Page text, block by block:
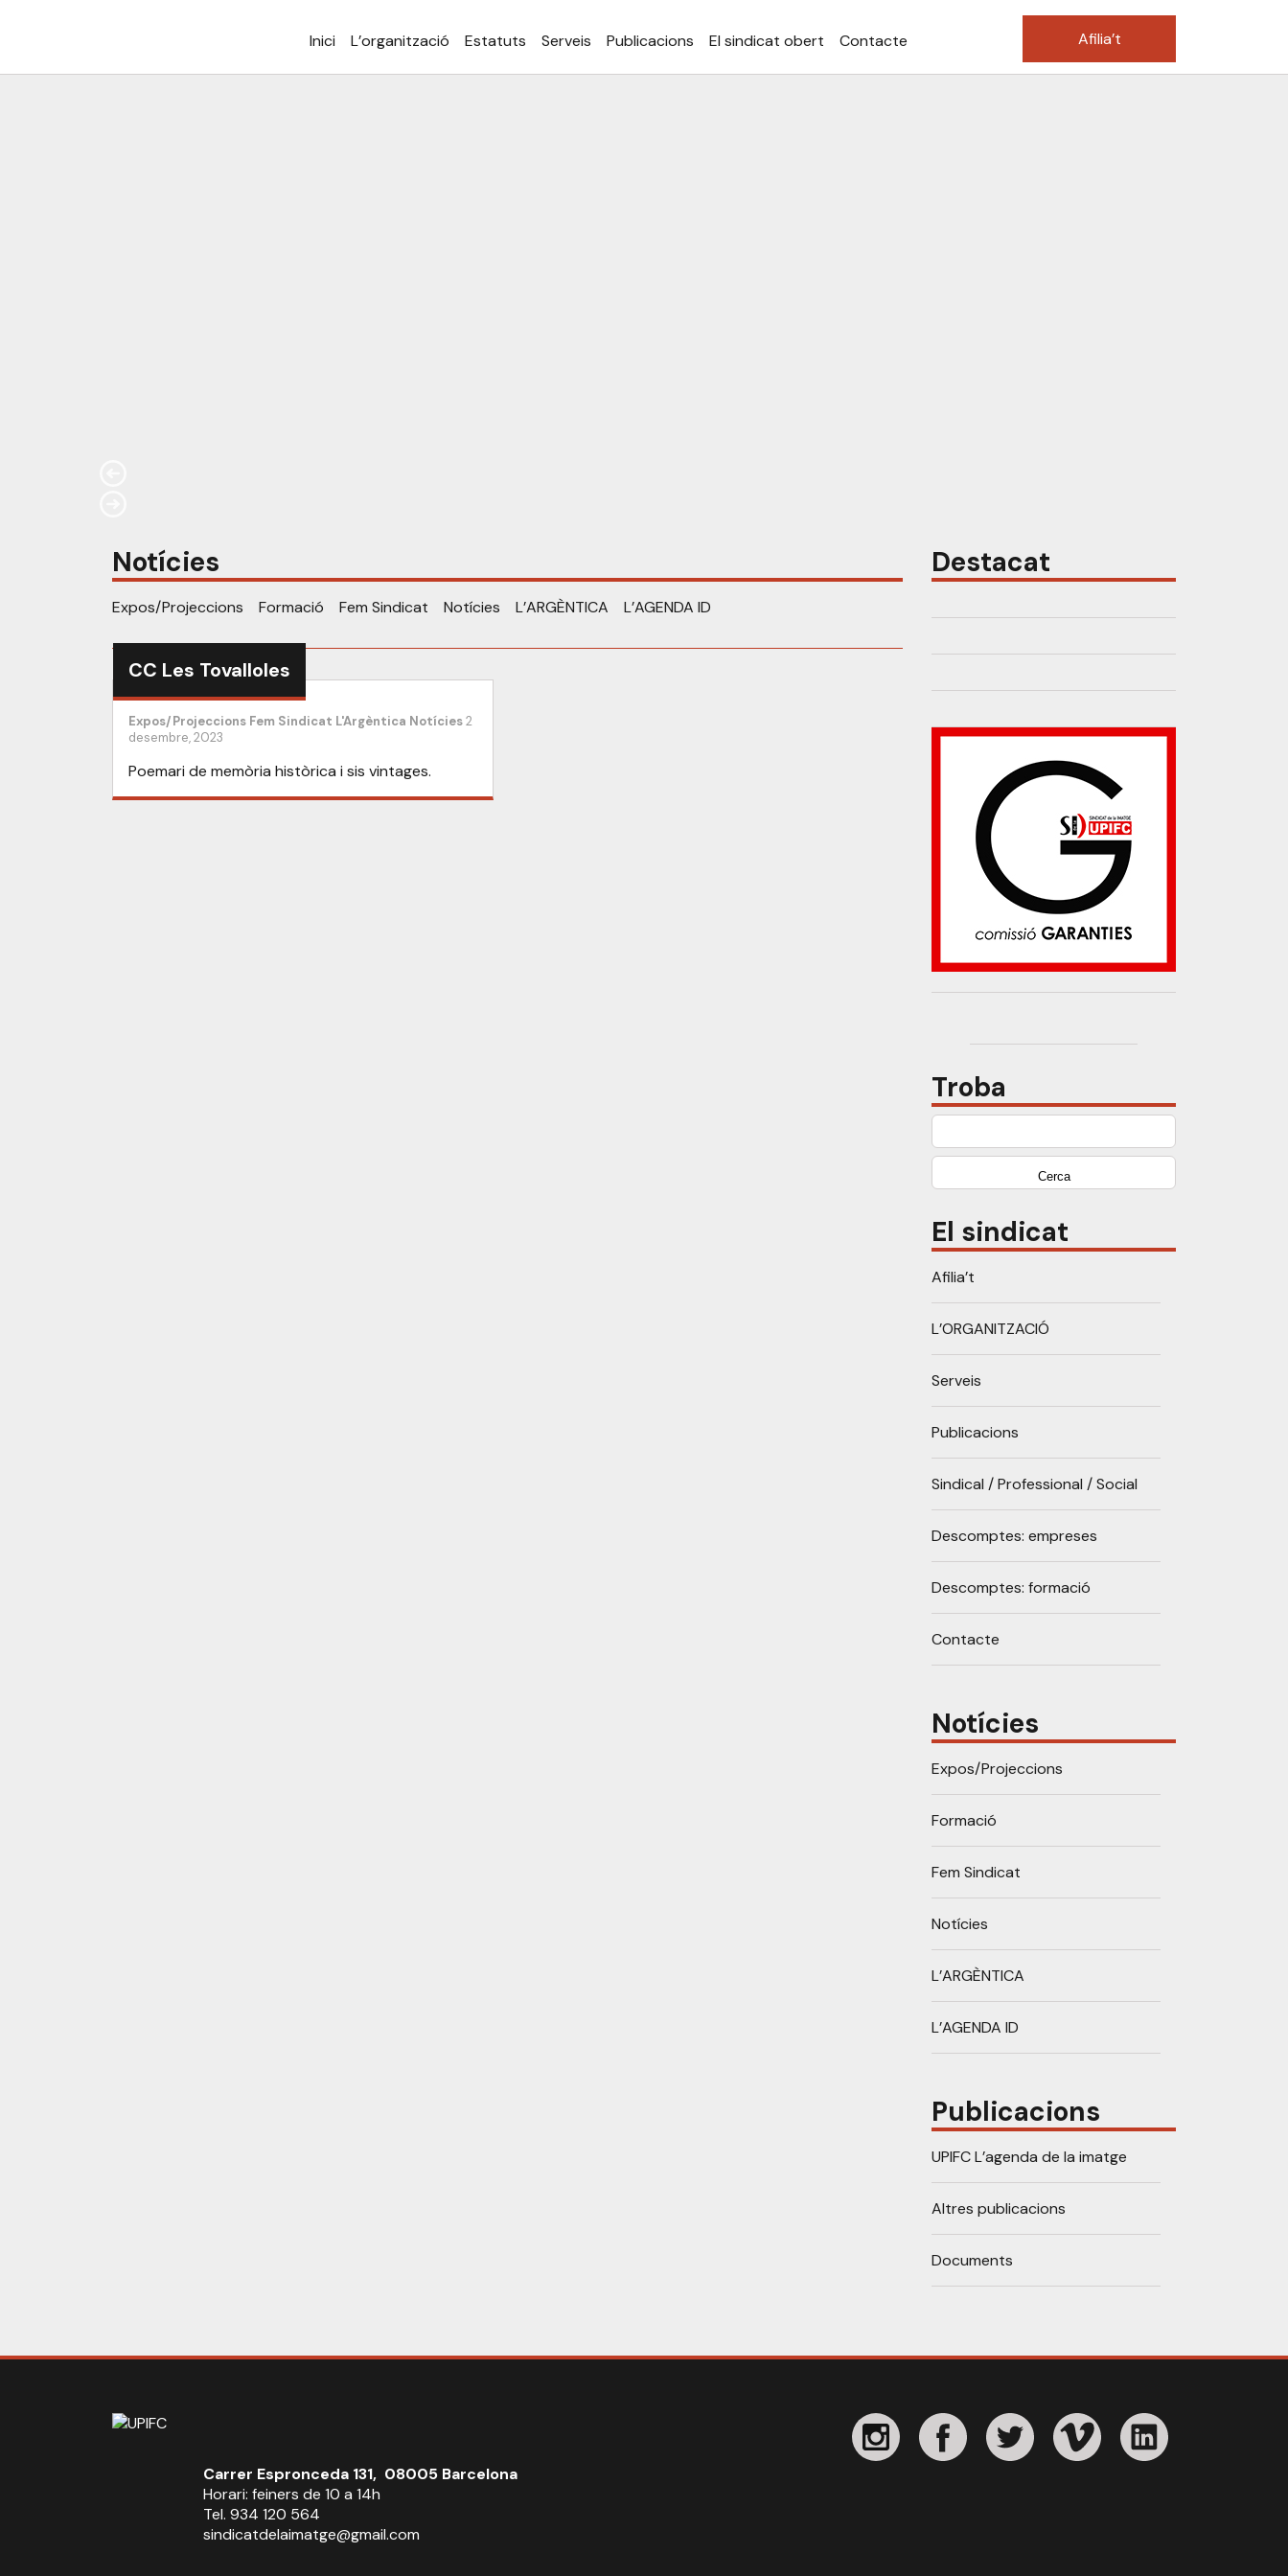
Inici L’organització Estatuts Serveis Publicacions El sindicat obert Contacte Afilia’t
Notícies
Expos/Projeccions Formació Fem Sindicat Notícies L’ARGÈNTICA L’AGENDA ID
CC Les Tovalloles
Expos/Projeccions Fem Sindicat L'Argèntica Notícies2
desembre, 2023
Poemari de memòria històrica i sis vintages.
Destacat
Troba
Cerca:
El sindicat
Afilia’t
L’ORGANITZACIÓ
Serveis
Publicacions
Sindical / Professional / Social
Descomptes: empreses
Descomptes: formació
Contacte
Notícies
Expos/Projeccions
Formació
Fem Sindicat
Notícies
L’ARGÈNTICA
L’AGENDA ID
Publicacions
UPIFC L’agenda de la imatge
Altres publicacions
Documents
Carrer Espronceda 131, 08005 Barcelona
Horari: feiners de 10 a 14h
Tel. 934 120 564
sindicatdelaimatge@gmail.com